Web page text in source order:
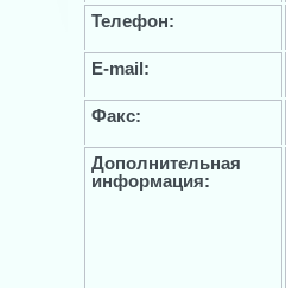
Телефон:
E-mail:
Факс:
Дополнительная
информация: